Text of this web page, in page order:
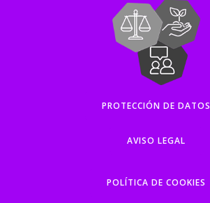
PROTECCIÓN DE DATOS
AVISO LEGAL
POLÍTICA DE COOKIES